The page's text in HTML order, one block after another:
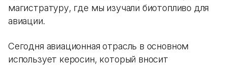
магистратуру, где мы изучали биотопливо для
авиации.
Сегодня авиационная отрасль в основном
использует керосин, который вносит